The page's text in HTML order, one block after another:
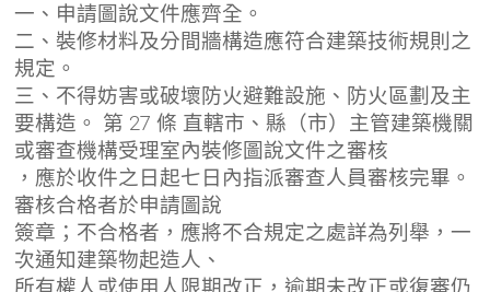
一、申請圖說文件應齊全。
二、裝修材料及分間牆構造應符合建築技術規則之
規定。
三、不得妨害或破壞防火避難設施、防火區劃及主
要構造。 第 27 條 直轄市、縣（市）主管建築機關
或審查機構受理室內裝修圖說文件之審核
，應於收件之日起七日內指派審查人員審核完畢。
審核合格者於申請圖說
簽章；不合格者，應將不合規定之處詳為列舉，一
次通知建築物起造人、